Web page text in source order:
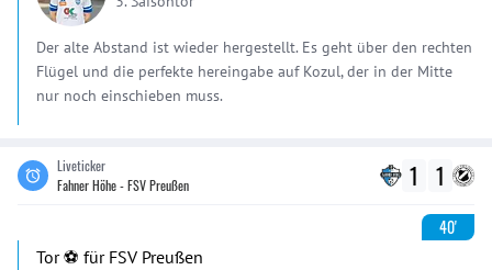
Der alte Abstand ist wieder hergestellt. Es geht über den rechten
Flügel und die perfekte hereingabe auf Kozul, der in der Mitte
nur noch einschieben muss.
Liveticker
Fahner Höhe - FSV Preußen
1 1
40'
Tor ⚽️ für FSV Preußen